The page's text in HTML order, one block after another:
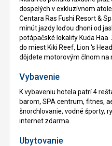
dospelých v exkluzívnom
Centara Ras Fushi Resort &
minút jazdy loďou dhoni od
potápačské lokality Kuda
do miest Kiki Reef, Lion 's
dôjdete motorovým člnom na
Vybavenie
K vybaveniu hotela patrí 4
barom, SPA centrum, fitnes,
šnorchlovanie, vodné športy,
internet zdarma.
Ubytovanie